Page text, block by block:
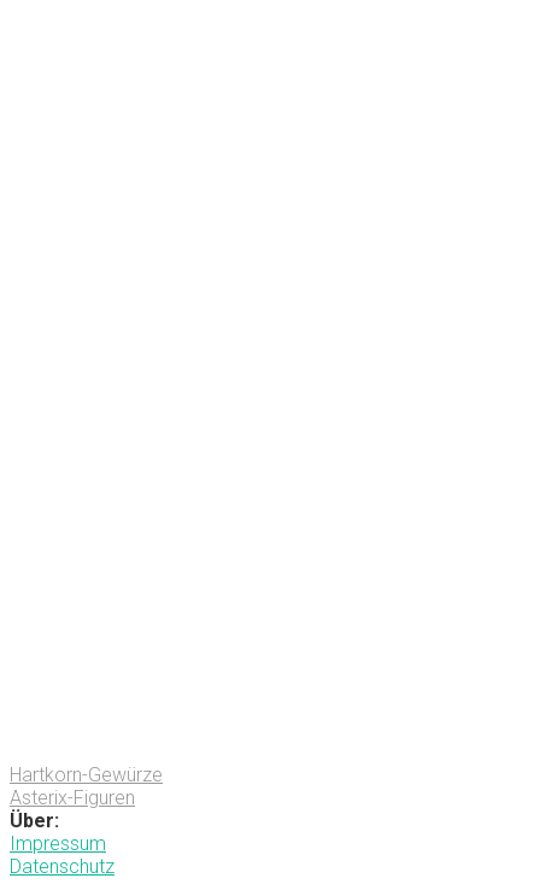
Hartkorn-Gewürze
Asterix-Figuren
Über:
Impressum
Datenschutz